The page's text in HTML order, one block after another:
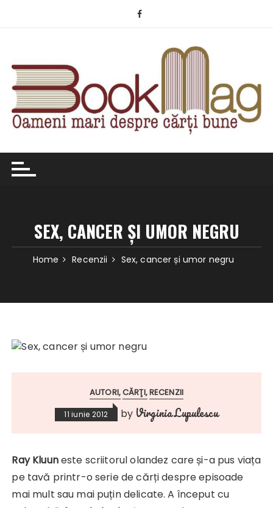
SEX, CANCER ȘI UMOR NEGRU
Home Recenzii Sex, cancer și umor negru
AUTORI CĂRŢI RECENZII
11 iunie 2012 by Virginia Lupulescu
Ray Kluuneste scriitorul olandez care și-a pus viața
pe tavă printr-o serie de cărți despre episoade
mai mult sau mai puțin delicate. A început cu